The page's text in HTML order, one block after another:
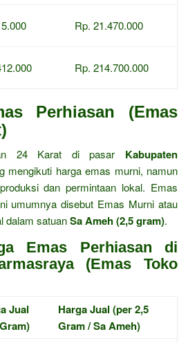
Rp. 21.470.000
Rp. 214.700.000
Perhiasan (Emas
24 Karat di pasar Kabupaten
mengikuti harga emas murni, namun
dan permintaan lokal. Emas
umumnya disebut Emas Murni atau
dalam satuanSa Ameh (2,5 gram).
Emas Perhiasan di
(Emas Toko
Jual
Harga Jual (per 2,5
Gram / Sa Ameh)